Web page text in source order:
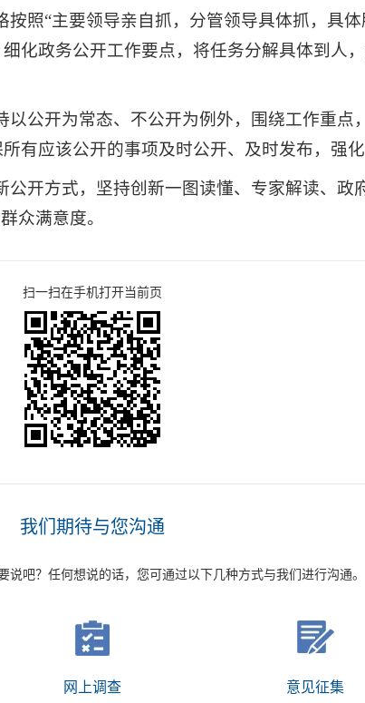
照“主要领导亲自抓，分管领导具体抓，具
化政务公开工作要点，将任务分解具体到人
公开为常态、不公开为例外，围绕工作重点
有应该公开的事项及时公开、及时发布，强化
公开方式，坚持创新一图读懂、专家解读、政
众满意度。
扫一扫在手机打开当前页
我们期待与您沟通
说吧？任何想说的话，您可通过以下几种方式与我们进行沟通。
网上调查 意见征集